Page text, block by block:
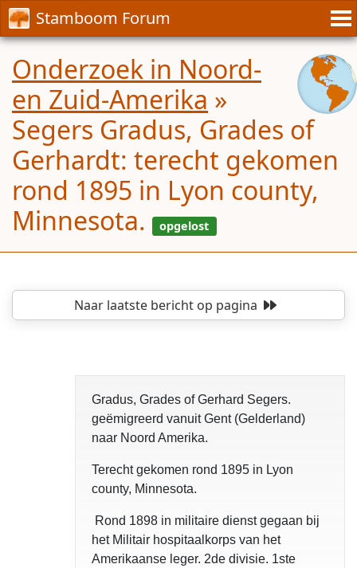
Stamboom Forum
Onderzoek in Noord-
en Zuid-Amerika »
Segers Gradus, Grades of
Gerhardt: terecht gekomen
rond 1895 in Lyon county,
Minnesota.
opgelost
Naar laatste berichtop pagina
Gradus, Grades of Gerhard Segers.
geëmigreerd vanuit Gent (Gelderland)
naar Noord Amerika.
Terecht gekomen rond 1895 in Lyon
county, Minnesota.
Rond 1898 in militaire dienst gegaan bij
het Militair hospitaalkorps van het
Amerikaanse leger. 2de divisie. 1ste